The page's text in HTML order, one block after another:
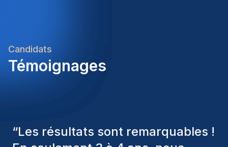
opportuniteit.
Candidats
Témoignages
“Les consultants Homini ont